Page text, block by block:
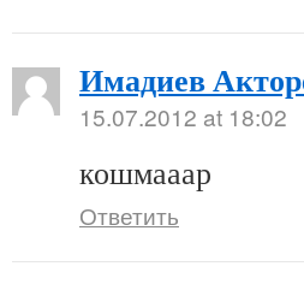
Имадиев
15.07.2012 at 18:02
кошмааар
Ответить